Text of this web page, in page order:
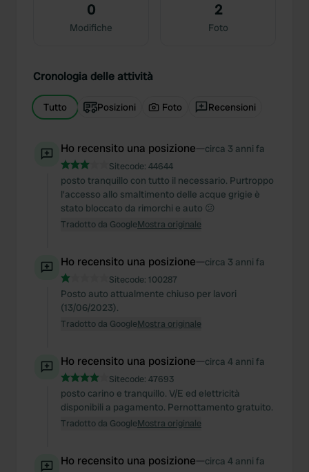
0
Modifiche
2
Foto
Cronologia delle attività
Tutto Posizioni Foto Recensioni
Ho recensito una posizione—circa 3 anni fa
Sitecode: 44644
posto tranquillo con tutto il necessario. Purtroppo
l'accesso allo smaltimento delle acque grigie è
stato bloccato da rimorchi e auto 😕
Tradotto da GoogleMostra originale
Ho recensito una posizione—circa 3 anni fa
Sitecode: 100287
Posto auto attualmente chiuso per lavori
(13/06/2023).
Tradotto da GoogleMostra originale
Ho recensito una posizione—circa 4 anni fa
Sitecode: 47693
posto carino e tranquillo. V/E ed elettricità
disponibili a pagamento. Pernottamento gratuito.
Tradotto da GoogleMostra originale
Ho recensito una posizione—circa 4 anni fa